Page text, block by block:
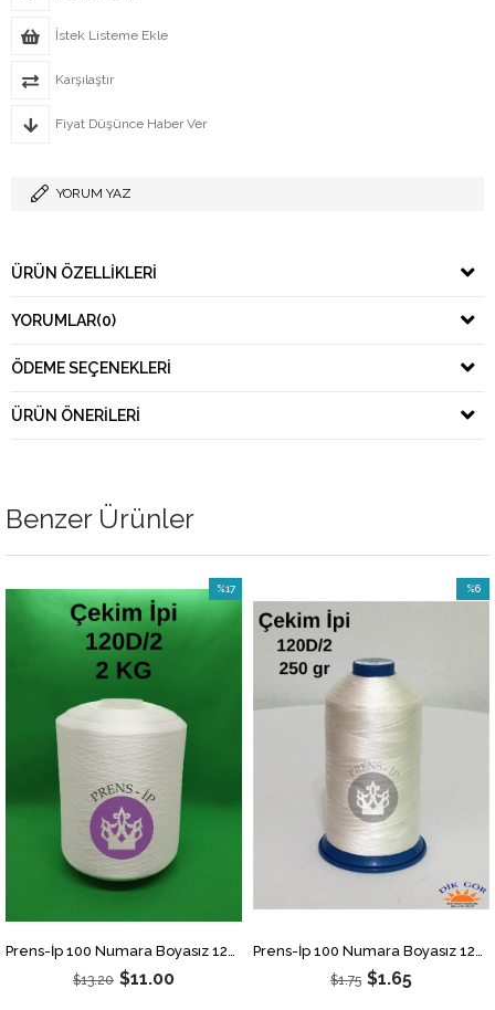
İstek Listeme Ekle
Karşılaştır
Fiyat Düşünce Haber Ver
YORUM YAZ
ÜRÜN ÖZELLIKLERI
YORUMLAR(0)
ÖDEME SEÇENEKLERI
ÜRÜN ÖNERILERI
Benzer Ürünler
$11.00
$13.20
%17
%17İndirim
$1.65
$1.75
%6